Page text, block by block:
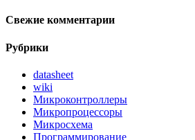
Свежие комментарии
Рубрики
datasheet
wiki
Микроконтроллеры
Микропроцессоры
Микросхема
Программирование